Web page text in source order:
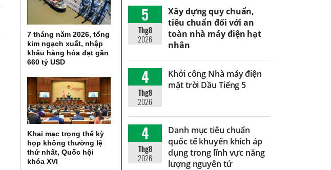
7 tháng năm 2026, tổng
kim ngạch xuất, nhập
khẩu hàng hóa đạt gần
660 tỷ USD
Khai mạc trọng thể kỳ
họp không thường lệ
thứ nhất, Quốc hội
khóa XVI
5
Thg8
2026
Xây dựng quy chuẩn,
tiêu chuẩn đối với an
toàn nhà máy điện hạt
nhân
4
Thg8
2026
Khởi công Nhà máy điện
mặt trời Dầu Tiếng 5
4
Thg8
2026
Danh mục tiêu chuẩn
quốc tế khuyến khích áp
dụng trong lĩnh vực năng
lượng nguyên tử